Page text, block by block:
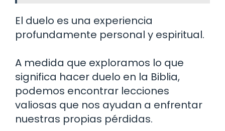
El duelo es una experiencia
profundamente personal y espiritual.
A medida que exploramos lo que
significa hacer duelo en la Biblia,
podemos encontrar lecciones
valiosas que nos ayudan a enfrentar
nuestras propias pérdidas.